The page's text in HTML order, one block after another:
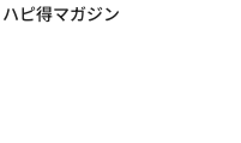
ハピ得マガジン